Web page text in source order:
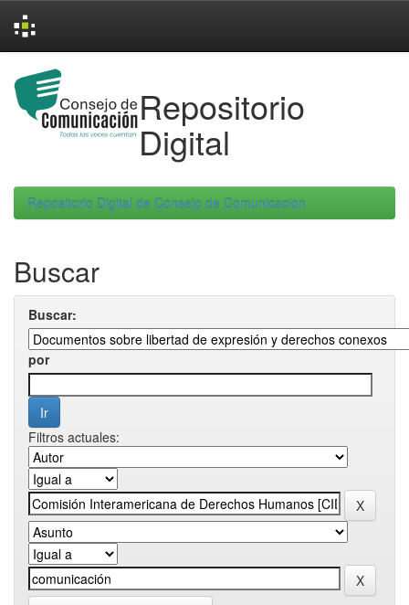
navigation
Repositorio
Digital
Repositorio Digital de Consejo de Comunicacion
Buscar
Buscar:
por
Filtros actuales: